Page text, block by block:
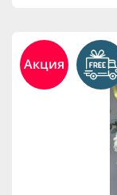
Акция